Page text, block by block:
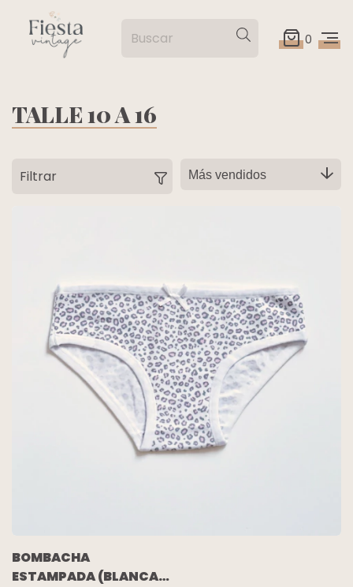
0
TALLE 10 A 16
Filtrar
BOMBACHA
ESTAMPADA (BLANCA